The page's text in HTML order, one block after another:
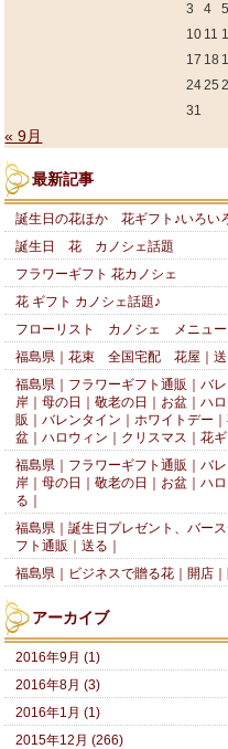
3
4 5
10 11
17 18
2425
31
« 9月
最新記事
誕生日の花ほか 花ギフト♪いろい
誕生日 花 カノシェ話題
フラワーギフト 花カノシェ
花 ギフト カノシェ話題♪
フローリスト カノシェ メニュー
福島県｜花束 全国宅配 花屋｜送
福島県｜フラワーギフト通販｜バ
岸｜母の日｜敬老の日｜お盆｜ハ
販｜バレンタイン｜ホワイトデー
盆｜ハロウィン｜クリスマス｜花ギ
福島県｜フラワーギフト通販｜バ
岸｜母の日｜敬老の日｜お盆｜ハ
る｜
福島県｜誕生日プレゼント、バー
フト通販｜送る｜
福島県｜ビジネスで贈る花｜開店
アーカイブ
2016年9月 (1)
2016年8月 (3)
2016年1月 (1)
2015年12月 (266)